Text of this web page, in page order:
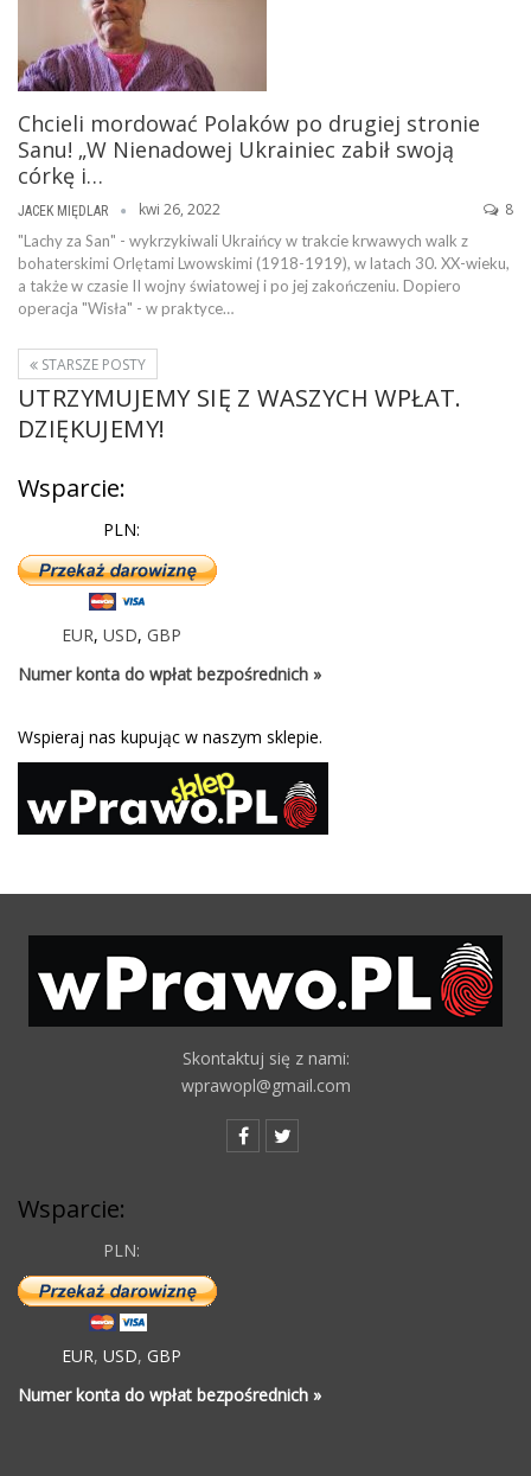
Chcieli mordować Polaków po drugiej stronie
Sanu! „W Nienadowej Ukrainiec zabił swoją
córkę i…
JACEK MIĘDLAR kwi 26, 2022 8
"Lachy za San" - wykrzykiwali Ukraińcy w trakcie krwawych walk z
bohaterskimi Orlętami Lwowskimi (1918-1919), w latach 30. XX-wieku,
a także w czasie II wojny światowej i po jej zakończeniu. Dopiero
operacja "Wisła" - w praktyce…
STARSZE POSTY
UTRZYMUJEMY SIĘ Z WASZYCH WPŁAT.
DZIĘKUJEMY!
Wsparcie:
PLN:
EUR, USD, GBP
Numer konta do wpłat bezpośrednich »
Wspieraj nas kupując w naszym sklepie.
Skontaktuj się z nami:
wprawopl@gmail.com
Wsparcie:
PLN:
EUR, USD, GBP
Numer konta do wpłat bezpośrednich »